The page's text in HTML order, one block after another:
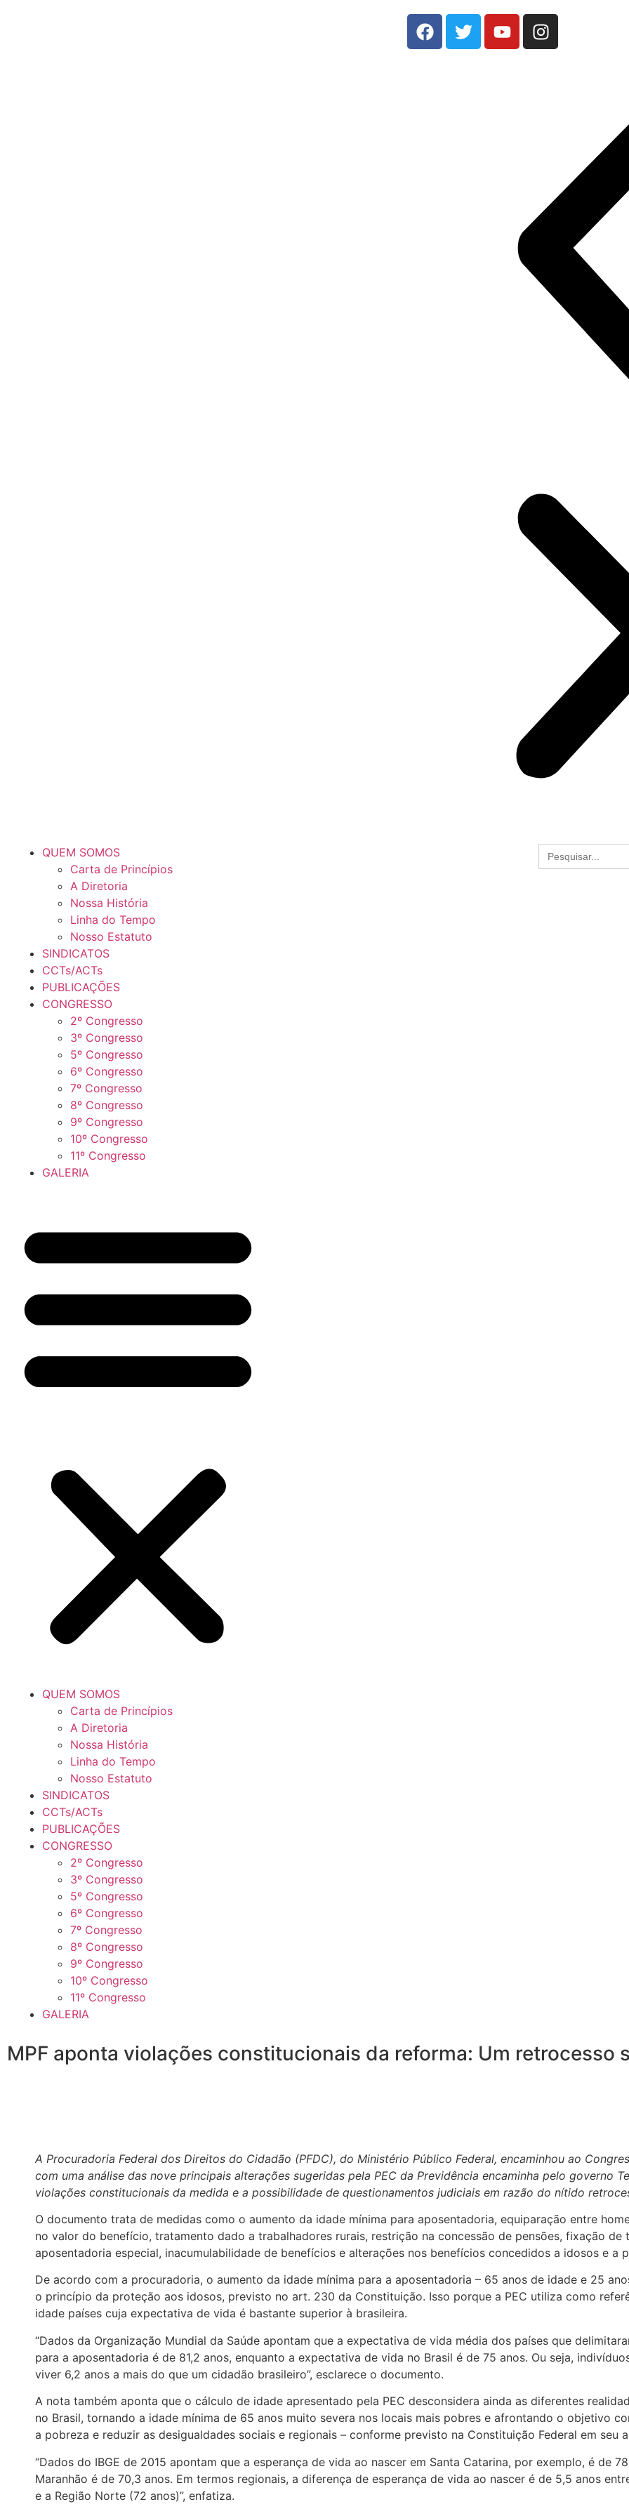
QUEM SOMOS
Carta de Princípios
A Diretoria
Nossa História
Linha do Tempo
Nosso Estatuto
SINDICATOS
CCTs/ACTs
PUBLICAÇÕES
CONGRESSO
2º Congresso
3º Congresso
5º Congresso
6º Congresso
7º Congresso
8º Congresso
9º Congresso
10º Congresso
11º Congresso
GALERIA
QUEM SOMOS
Carta de Princípios
A Diretoria
Nossa História
Linha do Tempo
Nosso Estatuto
SINDICATOS
CCTs/ACTs
PUBLICAÇÕES
CONGRESSO
2º Congresso
3º Congresso
5º Congresso
6º Congresso
7º Congresso
8º Congresso
9º Congresso
10º Congresso
11º Congresso
GALERIA
Search
for:
MPF aponta violações constitucionais da reforma: Um retrocesso
A Procuradoria Federal dos Direitos do Cidadão (PFDC), do Ministério Público Federal, encaminhou ao
com uma análise das nove principais alterações sugeridas pela PEC da Previdência encaminha pelo governo
violações constitucionais da medida e a possibilidade de questionamentos judiciais em razão do nítido
O documento trata de medidas como o aumento da idade mínima para aposentadoria, equiparação entre
no valor do benefício, tratamento dado a trabalhadores rurais, restrição na concessão de pensões, fixação de
aposentadoria especial, inacumulabilidade de benefícios e alterações nos benefícios concedidos a idosos e a
De acordo com a procuradoria, o aumento da idade mínima para a aposentadoria – 65 anos de idade e 25
o princípio da proteção aos idosos, previsto no art. 230 da Constituição. Isso porque a PEC utiliza como
idade países cuja expectativa de vida é bastante superior à brasileira.
“Dados da Organização Mundial da Saúde apontam que a expectativa de vida média dos países que
para a aposentadoria é de 81,2 anos, enquanto a expectativa de vida no Brasil é de 75 anos. Ou seja,
viver 6,2 anos a mais do que um cidadão brasileiro”, esclarece o documento.
A nota também aponta que o cálculo de idade apresentado pela PEC desconsidera ainda as diferentes
no Brasil, tornando a idade mínima de 65 anos muito severa nos locais mais pobres e afrontando o objetivo
a pobreza e reduzir as desigualdades sociais e regionais – conforme previsto na Constituição Federal em seu
“Dados do IBGE de 2015 apontam que a esperança de vida ao nascer em Santa Catarina, por exemplo, é de
Maranhão é de 70,3 anos. Em termos regionais, a diferença de esperança de vida ao nascer é de 5,5 anos
e a Região Norte (72 anos)”, enfatiza.